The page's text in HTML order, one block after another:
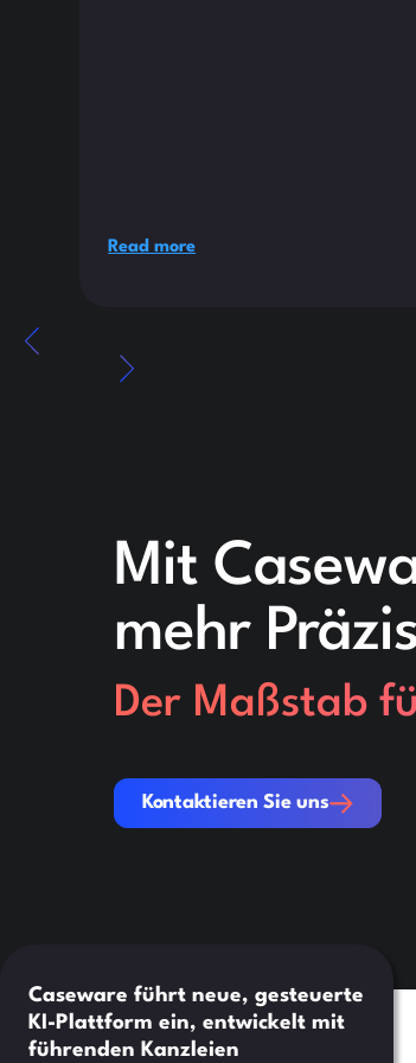
Read more
Mit
mehr
Der Maßstab
Kontaktieren Sie uns
Kontaktieren Sie uns
Caseware führt neue, gesteuerte
KI-Plattform ein, entwickelt mit
führenden Kanzleien